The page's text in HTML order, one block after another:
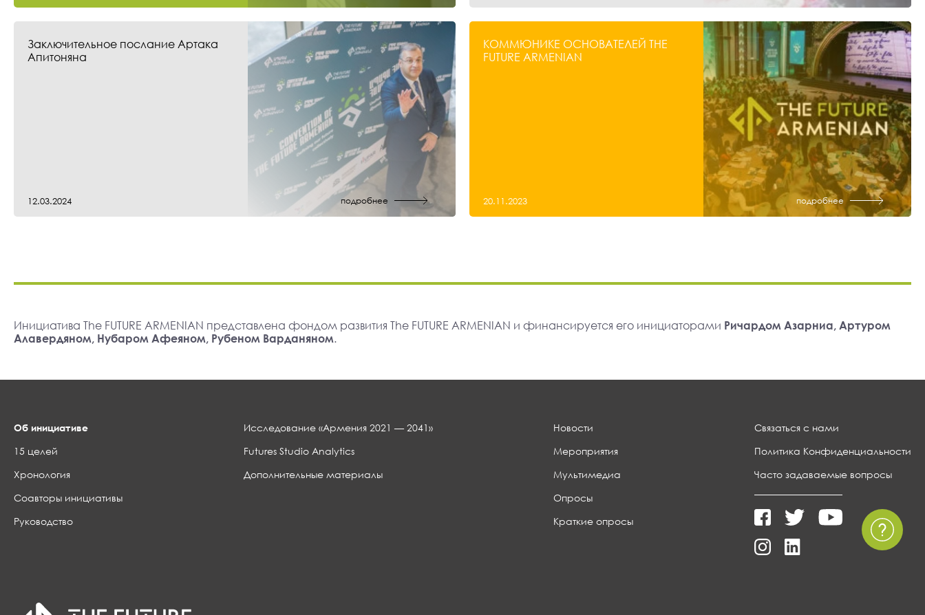
Заключительное послание Артака
Апитоняна
12.03.2024 подробнее
КОММЮНИКЕ ОСНОВАТЕЛЕЙ THE
FUTURE ARMENIAN
20.11.2023 подробнее
Инициатива The FUTURE ARMENIAN представлена фондом развития The FUTURE ARMENIAN и финансируется его инициаторами Ричардом Азарниа, Артуром
Алавердяном, Нубаром Афеяном, Рубеном Варданяном.
Об инициативе
15 целей
Хронология
Соавторы инициативы
Руководство
Исследование «Армения 2021 — 2041»
Futures Studio Analytics
Дополнительные материалы
Новости
Мероприятия
Мультимедиа
Опросы
Краткие опросы
Связаться с нами
Политика Конфиденциальности
Часто задаваемые вопросы